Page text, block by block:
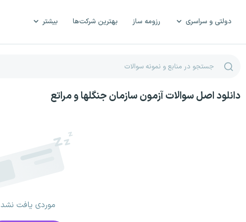
دولتی و سراسری رزومه ساز بهترین شرکت‌ها بیشتر
دانلود اصل سوالات آزمون سازمان جنگلها و مراتع
موردی یافت نشد